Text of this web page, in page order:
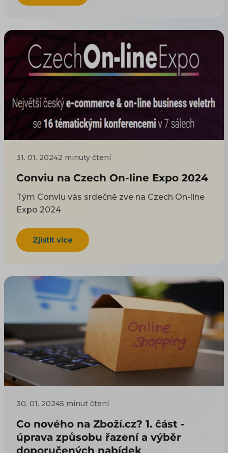
31. 01. 20242 minuty čtení
Conviu na Czech On-line Expo 2024
Tým Conviu vás srdečně zve na Czech On-line
Expo 2024
Zjistit více
30. 01. 20245 minut čtení
Co nového na Zboží.cz? 1. část -
úprava způsobu řazení a výběr
doporučených nabídek